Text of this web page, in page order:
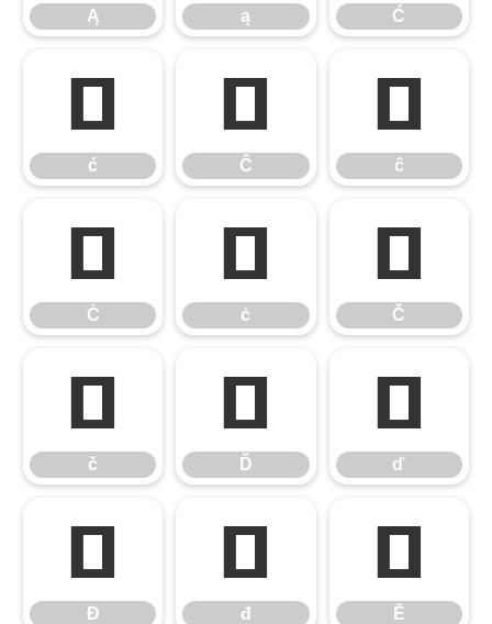
Ą ą Ć
ć
ć
Ĉ
Ĉ
ĉ
ĉ
Ċ
Ċ
ċ
ċ
Č
Č
č
č
Ď
Ď
ď
ď
Đ
Đ
đ
đ
Ē
Ē